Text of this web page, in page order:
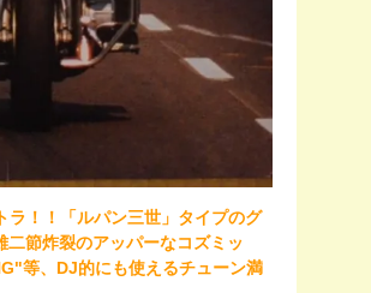
ラ！！「ルパン三世」タイプのグ
節炸裂のアッパーなコズミッ
等、DJ的にも使えるチューン満